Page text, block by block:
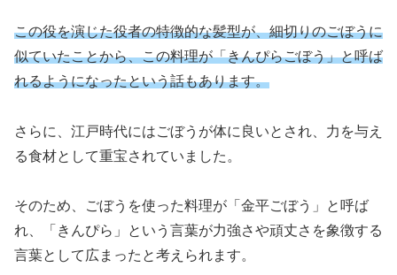
この役を演じた役者の特徴的な髪型が、細切りのごぼうに
似ていたことから、この料理が「きんぴらごぼう」と呼ば
れるようになったという話もあります。
さらに、江戸時代にはごぼうが体に良いとされ、力を与え
る食材として重宝されていました。
そのため、ごぼうを使った料理が「金平ごぼう」と呼ば
れ、「きんぴら」という言葉が力強さや頑丈さを象徴する
言葉として広まったと考えられます。